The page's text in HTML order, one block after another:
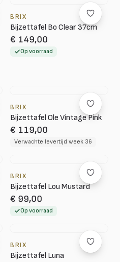
BRIX
Bijzettafel Bo Clear 37cm
€ 149,00
Op voorraad
BRIX
Bijzettafel Ole Vintage Pink
€ 119,00
Verwachte levertijd week 36
BRIX
Bijzettafel Lou Mustard
€ 99,00
Op voorraad
BRIX
Bijzettafel Luna